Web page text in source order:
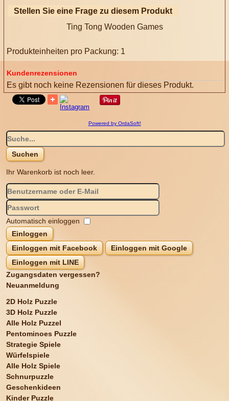
Stellen Sie eine Frage zu diesem Produkt
Ting Tong Wooden Games
Produkteinheiten pro Packung: 1
Kundenrezensionen
Es gibt noch keine Rezensionen für dieses Produkt.
Powered by OrdaSoft!
Ihr Warenkorb ist noch leer.
Automatisch einloggen
Einloggen
Einloggen mit Facebook
Einloggen mit Google
Einloggen mit LINE
Zugangsdaten vergessen?
Neuanmeldung
2D Holz Puzzle
3D Holz Puzzle
Alle Holz Puzzel
Pentominoes Puzzle
Strategie Spiele
Würfelspiele
Alle Holz Spiele
Schnurpuzzle
Geschenkideen
Kinder Puzzle